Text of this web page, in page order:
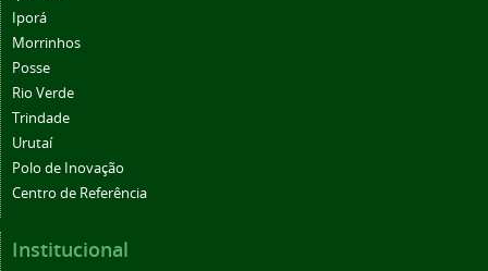
Iporá
Morrinhos
Posse
Rio Verde
Trindade
Urutaí
Polo de Inovação
Centro de Referência
Institucional